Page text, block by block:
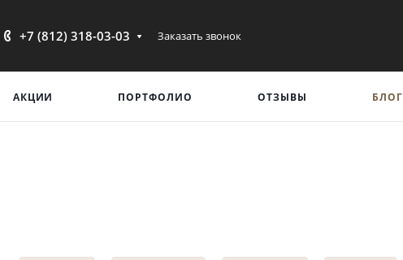
+7 (812) 318-03-03 Заказать звонок
АКЦИИ ПОРТФОЛИО ОТЗЫВЫ БЛОГ